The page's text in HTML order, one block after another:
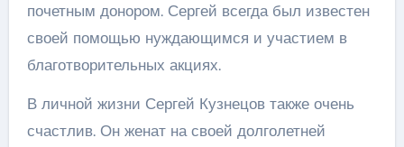
почетным донором. Сергей всегда был известен
своей помощью нуждающимся и участием в
благотворительных акциях.
В личной жизни Сергей Кузнецов также очень
счастлив. Он женат на своей долголетней